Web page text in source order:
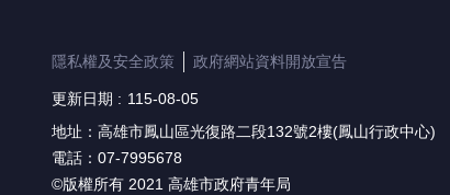
隱私權及安全政策 政府網站資料開放宣告
更新日期
115-08-05
地址：高雄市鳳山區光復路二段132號2樓(鳳山行政中心)
電話：07-7995678
©版權所有 2021 高雄市政府青年局